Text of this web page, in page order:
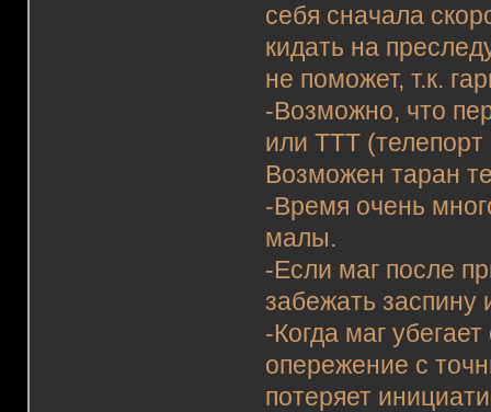
себя сначала
кидать на
не поможет, т.к.
-Возможно, что
или ТТТ (телепорт
Возможен таран
-Время очень
малы.
-Если маг после
забежать заспину
-Когда маг
опережение с
потеряет